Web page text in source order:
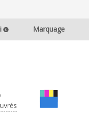
Marquage